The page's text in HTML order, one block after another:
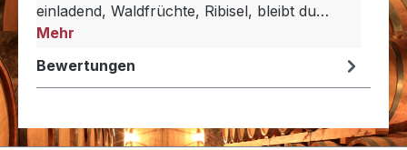
einladend, Waldfrüchte, Ribisel, bleibt du…
Mehr
Bewertungen